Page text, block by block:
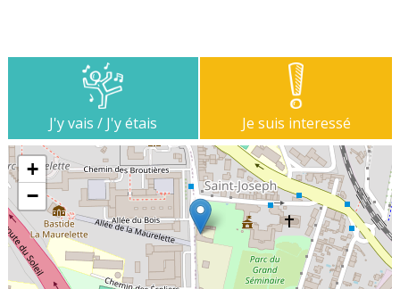
J'y vais / J'y étais Je suis interessé
+
−